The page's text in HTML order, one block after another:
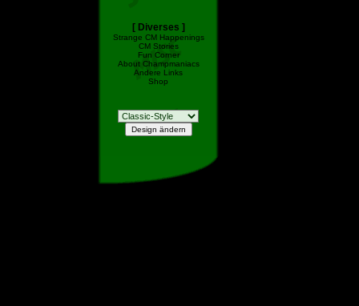
[ Diverses ]
Strange CM Happenings
CM Stories
Fun Corner
About Champmaniacs
Andere Links
Shop